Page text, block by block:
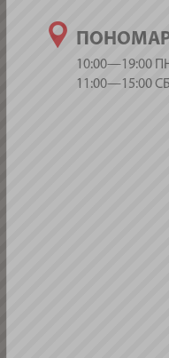
10:00—19:00
11:00—15:00 СБ